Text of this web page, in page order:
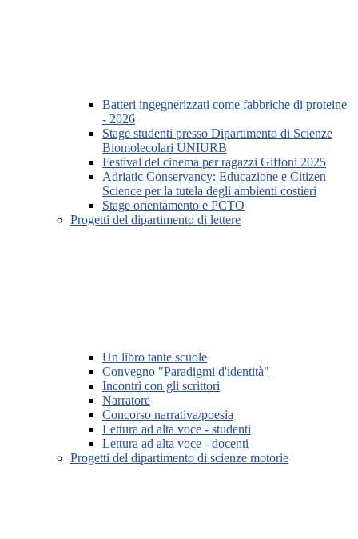
Batteri ingegnerizzati come fabbriche di proteine
- 2026
Stage studenti presso Dipartimento di Scienze
Biomolecolari UNIURB
Festival del cinema per ragazzi Giffoni 2025
Adriatic Conservancy: Educazione e Citizen
Science per la tutela degli ambienti costieri
Stage orientamento e PCTO
Progetti del dipartimento di lettere
Un libro tante scuole
Convegno "Paradigmi d'identità"
Incontri con gli scrittori
Narratore
Concorso narrativa/poesia
Lettura ad alta voce - studenti
Lettura ad alta voce - docenti
Progetti del dipartimento di scienze motorie